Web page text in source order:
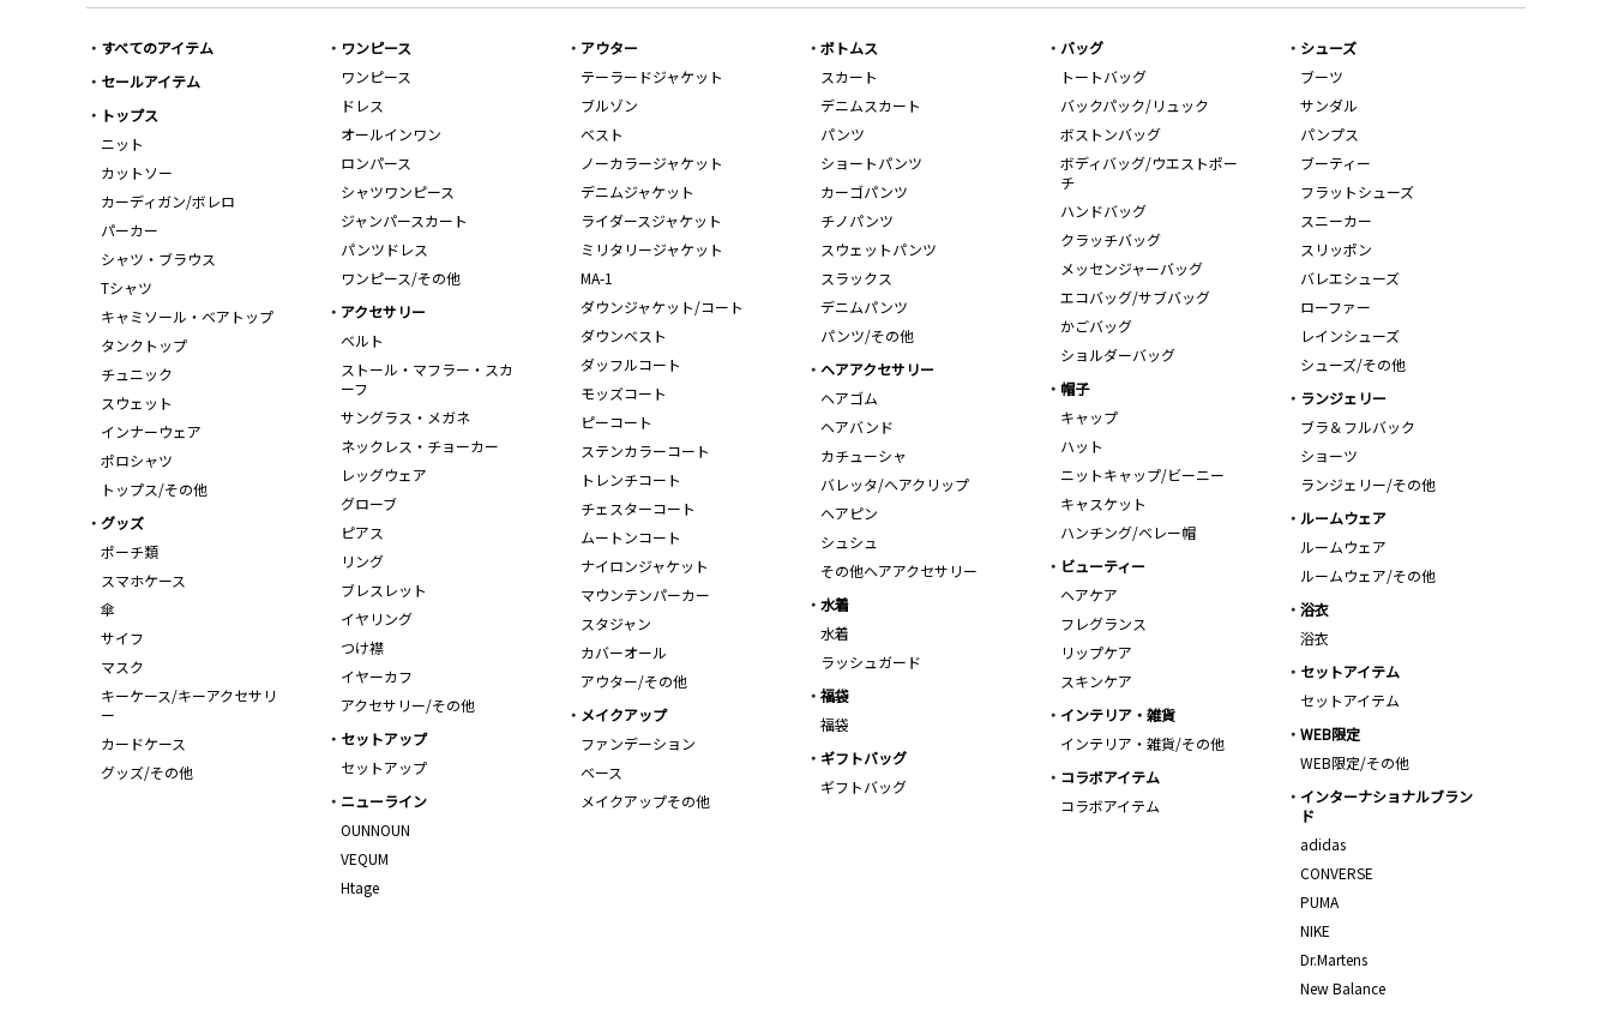
すべてのアイテム
セールアイテム
トップス
ニット
カットソー
カーディガン/ボレロ
パーカー
シャツ・ブラウス
Tシャツ
キャミソール・ベアトップ
タンクトップ
チュニック
スウェット
インナーウェア
ポロシャツ
トップス/その他
ワンピース
ワンピース
ドレス
オールインワン
ロンパース
シャツワンピース
ジャンパースカート
パンツドレス
ワンピース/その他
アウター
テーラードジャケット
ブルゾン
ベスト
ノーカラージャケット
デニムジャケット
ライダースジャケット
ミリタリージャケット
MA-1
ダウンジャケット/コート
ダウンベスト
ダッフルコート
モッズコート
ピーコート
ステンカラーコート
トレンチコート
チェスターコート
ムートンコート
ナイロンジャケット
マウンテンパーカー
スタジャン
カバーオール
アウター/その他
ボトムス
スカート
デニムスカート
パンツ
ショートパンツ
カーゴパンツ
チノパンツ
スウェットパンツ
スラックス
デニムパンツ
パンツ/その他
バッグ
トートバッグ
バックパック/リュック
ボストンバッグ
ボディバッグ/ウエストポー
チ
ハンドバッグ
クラッチバッグ
メッセンジャーバッグ
エコバッグ/サブバッグ
かごバッグ
ショルダーバッグ
シューズ
ブーツ
サンダル
パンプス
ブーティー
フラットシューズ
スニーカー
スリッポン
バレエシューズ
ローファー
レインシューズ
シューズ/その他
アクセサリー
ベルト
ストール・マフラー・スカ
ーフ
サングラス・メガネ
ネックレス・チョーカー
レッグウェア
グローブ
ピアス
リング
ブレスレット
イヤリング
つけ襟
イヤーカフ
アクセサリー/その他
ヘアアクセサリー
ヘアゴム
ヘアバンド
カチューシャ
バレッタ/ヘアクリップ
ヘアピン
シュシュ
その他ヘアアクセサリー
帽子
キャップ
ハット
ニットキャップ/ビーニー
キャスケット
ハンチング/ベレー帽
ランジェリー
ブラ＆フルバック
ショーツ
ランジェリー/その他
ルームウェア
ルームウェア
ルームウェア/その他
グッズ
ポーチ類
スマホケース
傘
サイフ
マスク
キーケース/キーアクセサリ
ー
カードケース
グッズ/その他
ビューティー
ヘアケア
フレグランス
リップケア
スキンケア
水着
水着
ラッシュガード
浴衣
浴衣
セットアイテム
セットアイテム
福袋
福袋
メイクアップ
ファンデーション
ベース
メイクアップその他
インテリア・雑貨
インテリア・雑貨/その他
WEB限定
WEB限定/その他
セットアップ
セットアップ
ギフトバッグ
ギフトバッグ
コラボアイテム
コラボアイテム
インターナショナルブラン
ド
adidas
CONVERSE
PUMA
NIKE
Dr.Martens
New Balance
ニューライン
OUNNOUN
VEQUM
Htage